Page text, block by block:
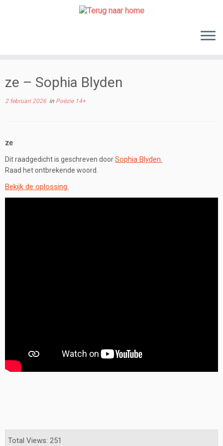
ze – Sophia Blyden
2 februari 2026 in Poëzie 14+
ze
Dit raadgedicht is geschreven doorSophia Blyden.
Raad het ontbrekende woord.
Bekijk de oplossing.
Total Views: 251